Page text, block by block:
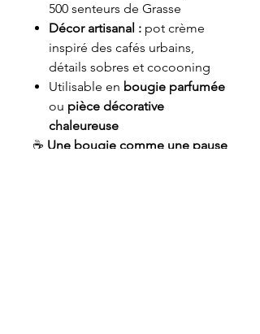
500 senteurs de Grasse
Décor artisanal : pot crème
inspiré des cafés urbains,
détails sobres et cocooning
Utilisable en bougie parfumée
ou pièce décorative
chaleureuse
☕ Une bougie comme une pause